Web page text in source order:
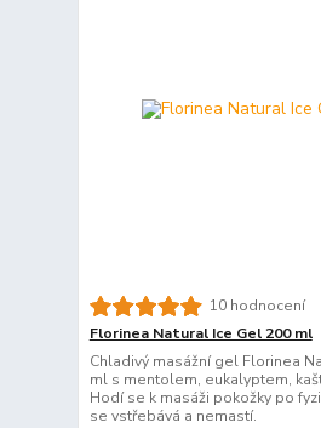
10 hodnocení
Florinea Natural Ice Gel 200 ml
Chladivý masážní gel Florinea
ml s mentolem, eukalyptem,
Hodí se k masáži pokožky po
se vstřebává a nemastí.